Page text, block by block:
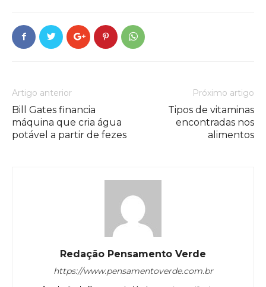
Artigo anterior
Bill Gates financia
máquina que cria água
potável a partir de fezes
Próximo artigo
Tipos de vitaminas
encontradas nos
alimentos
Redação Pensamento Verde
https://www.pensamentoverde.com.br